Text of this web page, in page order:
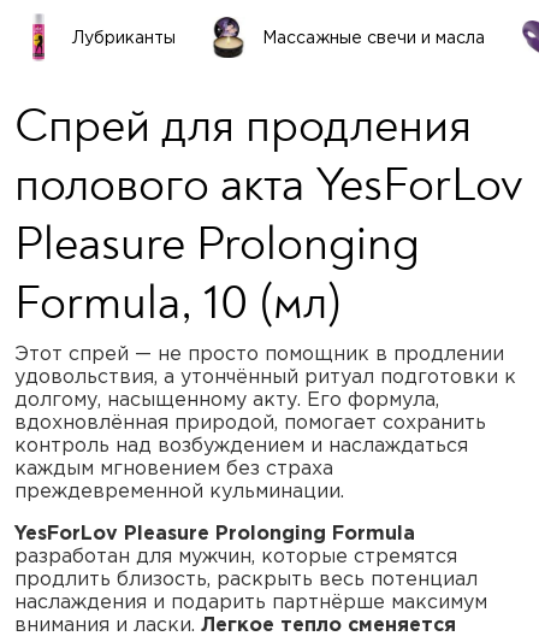
Лубриканты Массажные свечи и масла
Спрей для продления
полового акта YesForLov
Pleasure Prolonging
Formula, 10 (мл)
Этот спрей — не просто помощник в продлении
удовольствия, а утончённый ритуал подготовки к
долгому, насыщенному акту. Его формула,
вдохновлённая природой, помогает сохранить
контроль над возбуждением и наслаждаться
каждым мгновением без страха
преждевременной кульминации.
YesForLov Pleasure Prolonging Formula
разработан для мужчин, которые стремятся
продлить близость, раскрыть весь потенциал
наслаждения и подарить партнёрше максимум
внимания и ласки. Легкое тепло сменяется